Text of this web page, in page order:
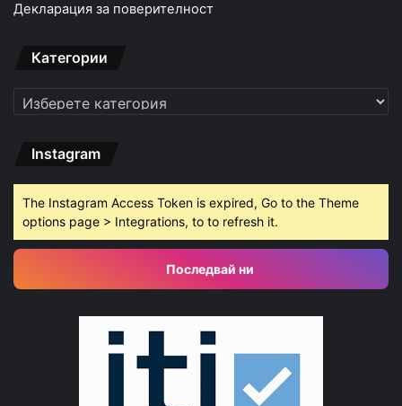
Декларация за поверителност
Категории
Категории
Instagram
The Instagram Access Token is expired, Go to the Theme
options page > Integrations, to to refresh it.
Последвай ни